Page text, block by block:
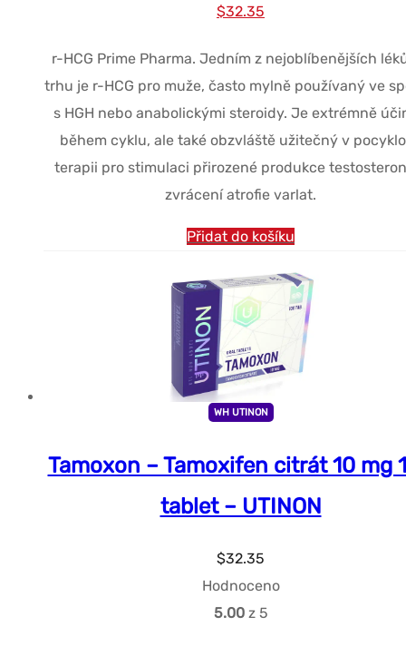
Původní
byla:
$46.22.
$32.35
je:
$32.35.
r-HCG Prime Pharma. Jedním z nejoblíbenějších
trhu je r-HCG pro muže, často mylně používaný ve
s HGH nebo anabolickými steroidy. Je extrémně
během cyklu, ale také obzvláště užitečný v
terapii pro stimulaci přirozené produkce
zvrácení atrofie varlat.
Přidat do košíku
WH UTINON
Tamoxon – Tamoxifen citrát 10 mg
tablet – UTINON
$32.35
Hodnoceno
5.00z 5